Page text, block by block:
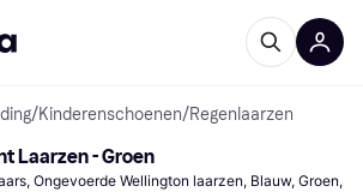
/Kinderenschoenen/Regenlaarzen
Laarzen - Groen
Ongevoerde Wellington laarzen, Blauw, Groen,